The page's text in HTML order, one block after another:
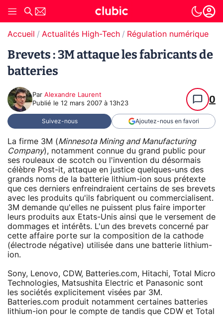
Accueil Actualités High-Tech Régulation numérique
Brevets : 3M attaque les fabricants de
batteries
Par Alexandre Laurent
Publié le 12 mars 2007 à 13h23 0
Suivez-nous Ajoutez-nous en favori
La firme 3M (Minnesota Mining and Manufacturing
Company), notamment connue du grand public pour
ses rouleaux de scotch ou l'invention du désormais
célèbre Post-it, attaque en justice quelques-uns des
grands noms de la batterie lithium-ion sous prétexte
que ces derniers enfreindraient certains de ses brevets
avec les produits qu'ils fabriquent ou commercialisent.
3M demande qu'elles ne puissent plus faire importer
leurs produits aux Etats-Unis ainsi que le versement de
dommages et intérêts. L'un des brevets concerné par
cette affaire porte sur la composition de la cathode
(électrode négative) utilisée dans une batterie lithium-
ion.
Sony, Lenovo, CDW, Batteries.com, Hitachi, Total Micro
Technologies, Matsushita Electric et Panasonic sont
les sociétés explicitement visées par 3M.
Batteries.com produit notamment certaines batteries
lithium-ion pour le compte de tandis que CDW et Total